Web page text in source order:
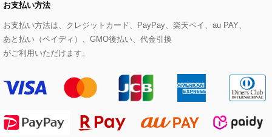
eur3
Maison de CINQ
MK MICHEL KLEIN BAG
HIROKO KOSHINO
その他のトップス
セットアップスカート
セットアップワンピース
モッズコート
ステンカラーコート
ライダースジャケット
デニムジャケット
帽子
ヘアアクセサリー
ハンカチ・バンダナ
手袋
ブレスレット・バングル
ブローチ・コサージュ
ショルダーバッグ
ボストンバッグ
バックパック・リュック
ボディバッグ・メッセンジャーバッグ
パンプス
スニーカー
フラットシューズ
ローファー
すべてのアートフラワー
ローズ
カサブランカ・カラー
ラナンキュラス
お支払い方法
お支払い方法は、クレジットカード、PayPay、楽天ペイ、au PAY、
あと払い（ペイディ）、GMO後払い、代金引換
がご利用いただけます。